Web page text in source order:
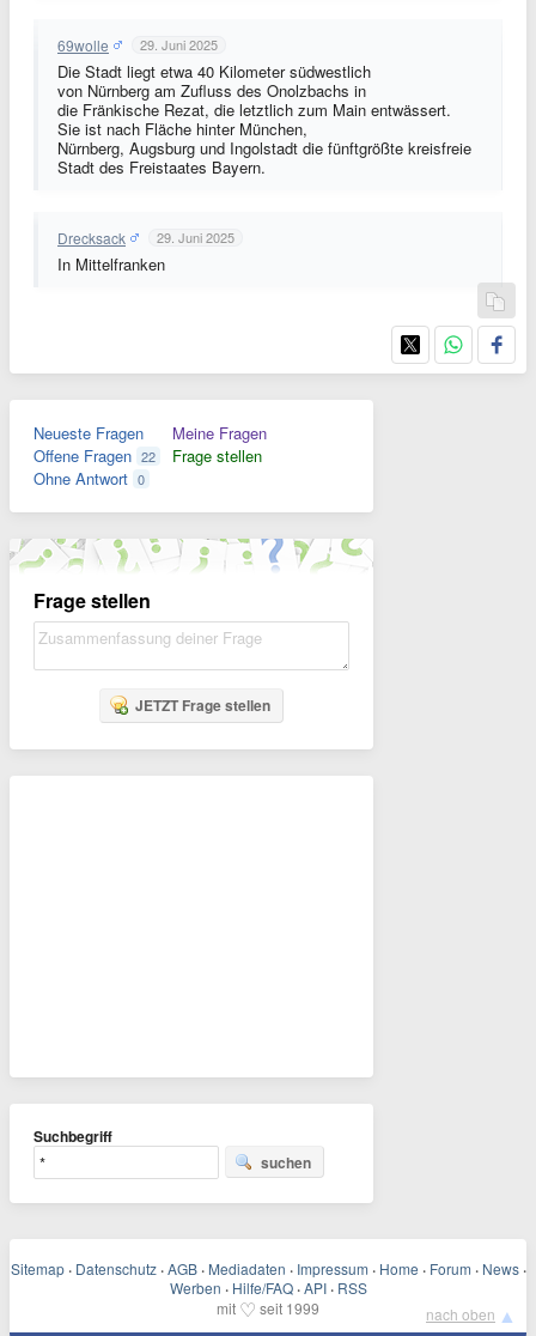
69wolle 29. Juni 2025
Die Stadt liegt etwa 40 Kilometer südwestlich
von Nürnberg am Zufluss des Onolzbachs in
die Fränkische Rezat, die letztlich zum Main entwässert.
Sie ist nach Fläche hinter München,
Nürnberg, Augsburg und Ingolstadt die fünftgrößte kreisfreie
Stadt des Freistaates Bayern.
Drecksack 29. Juni 2025
In Mittelfranken
Neueste Fragen
Offene Fragen 22
Ohne Antwort 0
Meine Fragen
Frage stellen
Frage stellen
JETZT Frage stellen
Suchbegriff
suchen
Sitemap · Datenschutz · AGB · Mediadaten · Impressum · Home · Forum · News ·
Werben · Hilfe/FAQ · API · RSS
mit ♡ seit 1999 nach oben ▲